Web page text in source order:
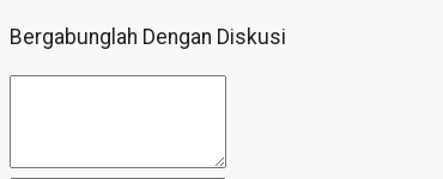
Bergabunglah Dengan Diskusi